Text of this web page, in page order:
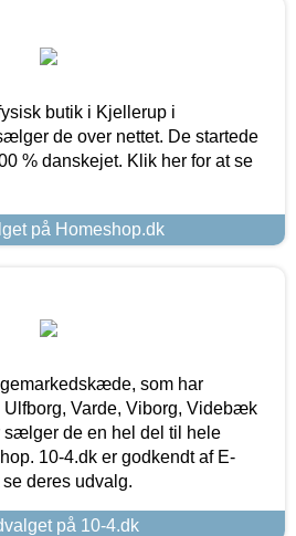
butik i Kjellerup i
de over nettet. De startede
% danskejet. Klik her for at se
på Homeshop.dk
som har
Varde, Viborg, Videbæk
sælger de en hel del til hele
10-4.dk er godkendt af E-
deres udvalg.
på 10-4.dk